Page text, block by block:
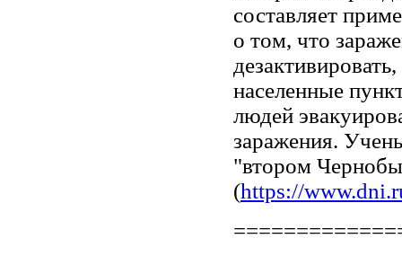
составляет
о том, что
населенные
людей
заражения.
"втором
(https://